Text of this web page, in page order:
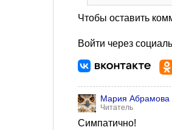
Чтобы оставить
Войти через
Мария Абрамова
Читатель
Симпатично!